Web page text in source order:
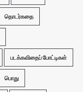
தொடர்கதை
படக்கவிதைப் போட்டிகள்
பொது